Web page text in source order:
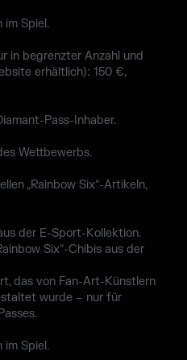
im Spiel.
in begrenzter Anzahl und
erhältlich): 150 €,
Pass-Inhaber.
Wettbewerbs.
„Rainbow Six“-Artikeln,
der E-Sport-Kollektion.
Six“-Chibis aus der
das von Fan-Art-Künstlern
wurde – nur für
im Spiel.